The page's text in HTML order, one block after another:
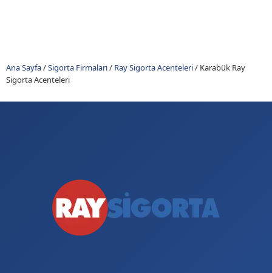
Ana Sayfa/Sigorta Firmaları/ Ray Sigorta Acenteleri/ Karabük Ray
Sigorta Acenteleri